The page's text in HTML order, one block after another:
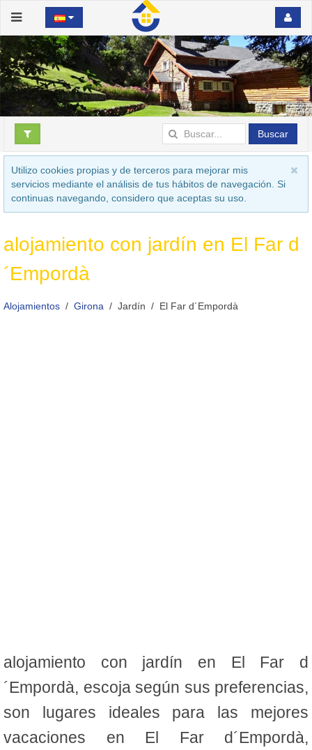
Buscar
Utilizo cookies propias y de terceros para mejorar mis
servicios mediante el análisis de tus hábitos de navegación. Si
continuas navegando, considero que aceptas su uso.
alojamiento con jardín en El Far d
´Empordà
Alojamientos Girona Jardín El Far d´Empordà
alojamiento con jardín en El Far d
´Empordà, escoja según sus preferencias,
son lugares ideales para las mejores
vacaciones en El Far d´Empordà,